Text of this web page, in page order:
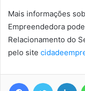
Mais informações
Empreendedora
Relacionamento do
pelo site
FacebookTwitter